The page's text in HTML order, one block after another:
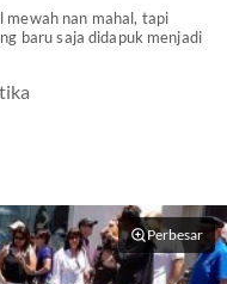
mewah nan mahal, tapi
baru saja didapuk menjadi
Perbesar